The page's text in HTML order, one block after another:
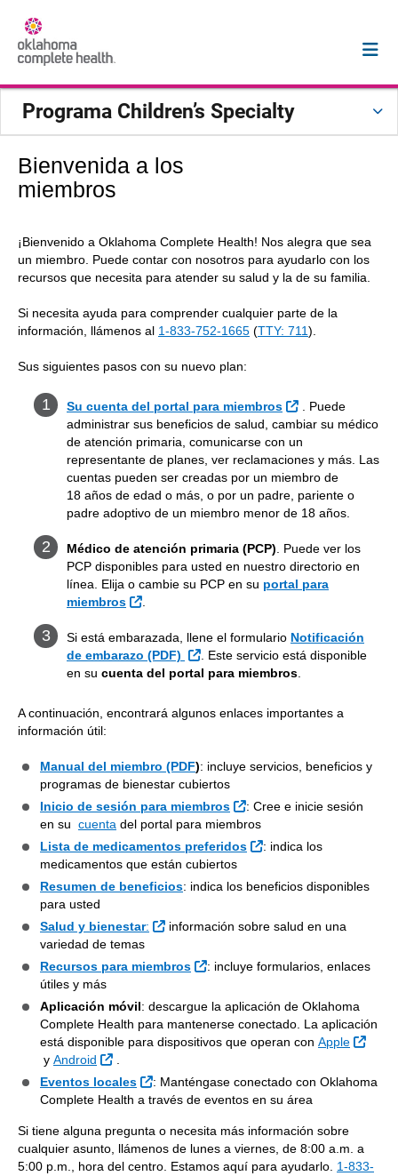
Programa Children’s Specialty
Bienvenida a los
miembros
¡Bienvenido a Oklahoma Complete Health! Nos alegra que sea
un miembro. Puede contar con nosotros para ayudarlo con los
recursos que necesita para atender su salud y la de su familia.
Si necesita ayuda para comprender cualquier parte de la
información, llámenos al 1-833-752-1665 (TTY: 711).
Sus siguientes pasos con su nuevo plan:
Su cuenta del portal para miembros Sitio Externo
. Puede
administrar sus beneficios de salud, cambiar su médico
de atención primaria, comunicarse con un
representante de planes, ver reclamaciones y más. Las
cuentas pueden ser creadas por un miembro de
18 años de edad o más, o por un padre, pariente o
padre adoptivo de un miembro menor de 18 años.
Médico de atención primaria (PCP) . Puede ver los
PCP disponibles para usted en nuestro directorio en
línea. Elija o cambie su PCP en su portal para
miembros
Sitio Externo
Si está embarazada, llene el formulario Notificación
de embarazo (PDF)
Sitio Externo
. Este servicio está disponible
en su cuenta del portal para miembros
A continuación, encontrará algunos enlaces importantes a
información útil:
Manual del miembro (PDF): incluye servicios, beneficios y
programas de bienestar cubiertos
Inicio de sesión para miembros
Sitio Externo
: Cree e inicie sesión
en su cuenta del portal para miembros
Lista de medicamentos preferidos
Sitio Externo
: indica los
medicamentos que están cubiertos
Resumen de beneficios: indica los beneficios disponibles
para usted
Salud y bienestar: Sitio Externo
información sobre salud en una
variedad de temas
Recursos para miembros
Sitio Externo
: incluye formularios, enlaces
útiles y más
Aplicación móvil: descargue la aplicación de Oklahoma
Complete Health para mantenerse conectado. La aplicación
está disponible para dispositivos que operan con Apple
Sitio Externo
y Android Sitio Externo
Eventos locales
Sitio Externo
: Manténgase conectado con Oklahoma
Complete Health a través de eventos en su área
Si tiene alguna pregunta o necesita más información sobre
cualquier asunto, llámenos de lunes a viernes, de 8:00 a.m. a
5:00 p.m., hora del centro. Estamos aquí para ayudarlo. 1-833-